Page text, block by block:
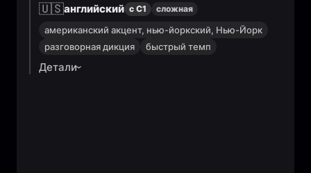
🇺🇸английский с C1 сложная
американский акцент, нью-йоркский, Нью-Йорк
разговорная дикция
быстрый темп
Детали